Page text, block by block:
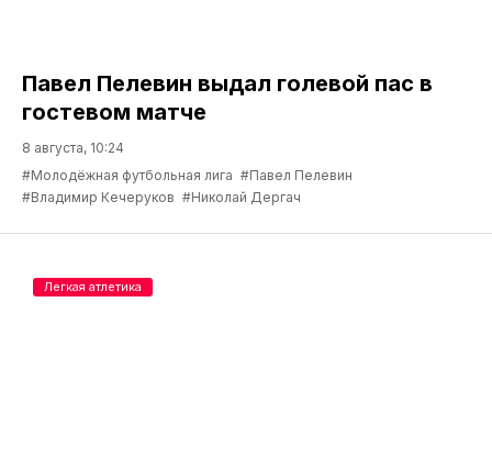
Павел Пелевин выдал голевой пас в
гостевом матче
8 августа, 10:24
#Молодёжная футбольная лига #Павел Пелевин
#Владимир Кечеруков #Николай Дергач
Легкая атлетика